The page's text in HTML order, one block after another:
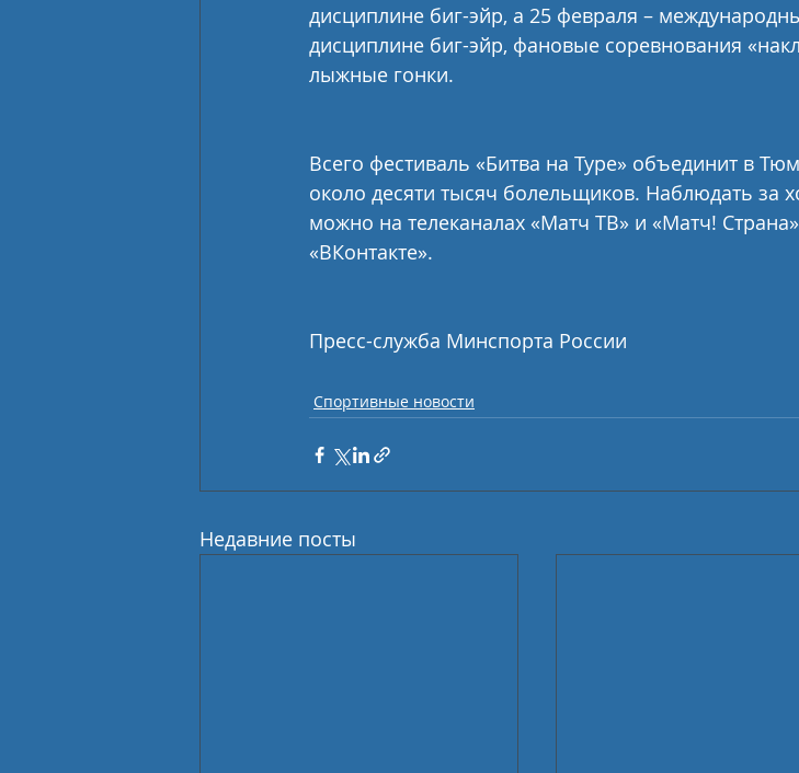
дисциплине биг-эйр, а 25 февраля –
дисциплине биг-эйр, фановые соревнования
лыжные гонки.
Всего фестиваль «Битва на Туре» объединит в
около десяти тысяч болельщиков. Наблюдать за
можно на телеканалах «Матч ТВ» и «Матч!
«ВКонтакте».
Пресс-служба Минспорта России
Спортивные новости
Недавние посты